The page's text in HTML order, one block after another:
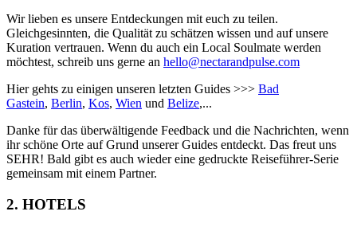
Wir lieben es unsere Entdeckungen mit euch zu teilen.
Gleichgesinnten, die Qualität zu schätzen wissen und auf unsere
Kuration vertrauen. Wenn du auch ein Local Soulmate werden
möchtest, schreib uns gerne an hello@nectarandpulse.com
Hier gehts zu einigen unseren letzten Guides >>> Bad
Gastein, Berlin, Kos, Wien und Belize,...
Danke für das überwältigende Feedback und die Nachrichten, wenn
ihr schöne Orte auf Grund unserer Guides entdeckt. Das freut uns
SEHR! Bald gibt es auch wieder eine gedruckte Reiseführer-Serie
gemeinsam mit einem Partner.
2. HOTELS